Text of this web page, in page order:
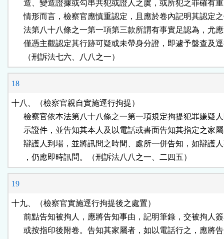
造、變造證據或勾串共犯或證人之虞，或所犯之罪確有
情形而言，檢察官應慎重認定，且應於卷內記明其認定
法第八十八條之一第一項第三款所謂有事實足認為，尤
僅憑主觀認定其行跡可疑或未帶身分證，即遽予盤查及
      （刑訴法七六、八八之一）
18
十八、（檢察官親自實施逕行拘提）
檢察官依本法第八十八條之一第一項規定拘提犯罪嫌疑
示證件，並告知其本人及以電話或書面告知其指定之家
辯護人到場，並將訊問之時間、處所一併告知，如辯護
      ，仍應即時訊問。（刑訴法八八之一、二四五）
19
十九、（檢察官實施逕行拘提後之處置）
前點告知被拘人，應將告知事由，記明筆錄，交被拘人
或按指印後附卷。告知其家屬者，如以電話行之，應將